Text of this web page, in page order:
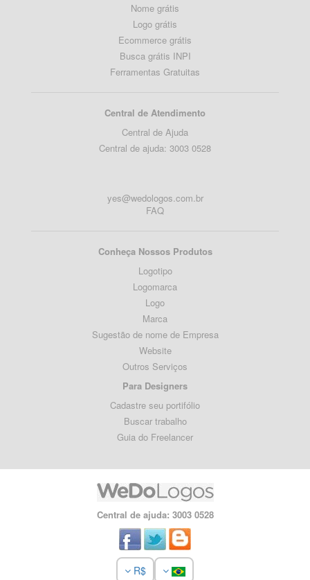
Nome grátis
Logo grátis
Ecommerce grátis
Busca grátis INPI
Ferramentas Gratuitas
Central de Atendimento
Central de Ajuda
Central de ajuda: 3003 0528
yes@wedologos.com.br
FAQ
Conheça Nossos Produtos
Logotipo
Logomarca
Logo
Marca
Sugestão de nome de Empresa
Website
Outros Serviços
Para Designers
Cadastre seu portifólio
Buscar trabalho
Guia do Freelancer
Central de ajuda: 3003 0528
R$